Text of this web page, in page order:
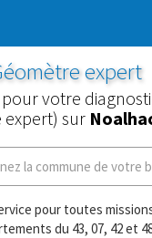
expert
votre
expert) sur
la commune de votre
pour toutes
du 43, 07, 42 et